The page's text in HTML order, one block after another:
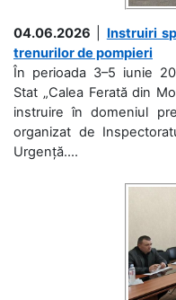
04.06.2026
Instruiri
trenurilor de pompieri
În perioada 3–5 iunie
Stat „Calea Ferată din
instruire în domeniul
organizat de
Urgență....